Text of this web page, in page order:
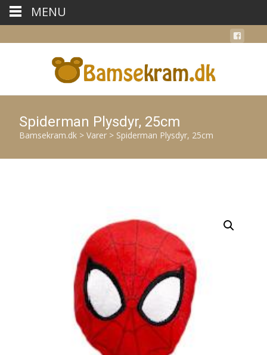
Spiderman Plysdyr, 25cm
Bamsekram.dk > Varer > Spiderman Plysdyr, 25cm
MENU